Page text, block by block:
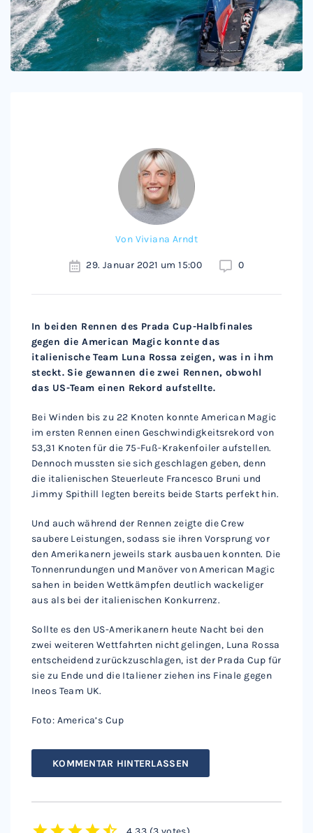
Von Viviana Arndt
29. Januar 2021 um 15:00 0
In beiden Rennen des Prada Cup-Halbfinales
gegen die American Magic konnte das
italienische Team Luna Rossa zeigen, was in ihm
steckt. Sie gewannen die zwei Rennen, obwohl
das US-Team einen Rekord aufstellte.
Bei Winden bis zu 22 Knoten konnte American Magic
im ersten Rennen einen Geschwindigkeitsrekord von
53,31 Knoten für die 75-Fuß-Krakenfoiler aufstellen.
Dennoch mussten sie sich geschlagen geben, denn
die italienischen Steuerleute Francesco Bruni und
Jimmy Spithill legten bereits beide Starts perfekt hin.
Und auch während der Rennen zeigte die Crew
saubere Leistungen, sodass sie ihren Vorsprung vor
den Amerikanern jeweils stark ausbauen konnten. Die
Tonnenrundungen und Manöver von American Magic
sahen in beiden Wettkämpfen deutlich wackeliger
aus als bei der italienischen Konkurrenz.
Sollte es den US-Amerikanern heute Nacht bei den
zwei weiteren Wettfahrten nicht gelingen, Luna Rossa
entscheidend zurückzuschlagen, ist der Prada Cup für
sie zu Ende und die Italiener ziehen ins Finale gegen
Ineos Team UK.
Foto: America’s Cup
KOMMENTAR HINTERLASSEN